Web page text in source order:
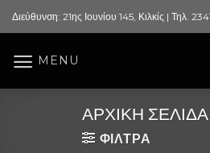
Skip
to
Διεύθυνση: 21ης Ιουνίου 145, Κιλκίς | Τηλ.
MENU
ΑΡΧΙΚΉ ΣΕΛΊΔΑ
ΦΙΛΤΡΑ